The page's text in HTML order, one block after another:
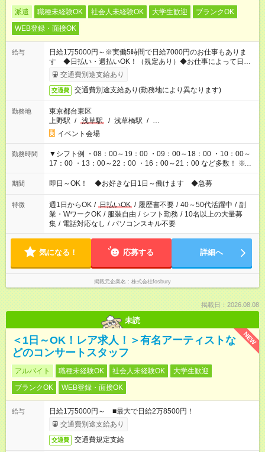
派遣 職種未経験OK 社会人未経験OK 大学生歓迎
ブランクOK
WEB登録・面接OK
給与
日給1万5000円～※実働5時間で日給7000円のお仕事もありま
す ◆日払い・週払いOK！（規定あり）◆お仕事によって日給も
異なります
交通費別途支給あり
交通費 交通費別途支給あり(勤務地により異なります)
勤務地
東京都台東区
上野駅 / 浅草駅 / 浅草橋駅 / …
イベント会場
勤務時間
▼シフト例 ・08：00～19：00 ・09：00～18：00 ・10：00～
17：00 ・13：00～22：00 ・16：00～21：00 など多数！ ※お
仕事により勤務時間が異なります
期間 即日～OK！ ◆お好きな日1日～働けます ◆急募
特徴 週1日からOK / 日払いOK / 履歴書不要 / 40～50代活躍中 / 副
業・WワークOK / 服装自由 / シフト勤務 / 10名以上の大量募
集 / 電話対応なし / パソコンスキル不要
気になる！ 応募する 詳細へ
掲載元企業名 株式会社fosbury
掲載日：2026.08.08
未読
NEW
＜1日～OK！レア求人！＞有名アーティストな
どのコンサートスタッフ
アルバイト 職種未経験OK 社会人未経験OK
大学生歓迎
ブランクOK
WEB登録・面接OK
給与
日給1万5000円～ ■最大で日給2万8500円！
交通費別途支給あり
交通費 交通費規定支給